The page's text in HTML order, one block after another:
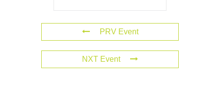
PRV Event
NXT Event